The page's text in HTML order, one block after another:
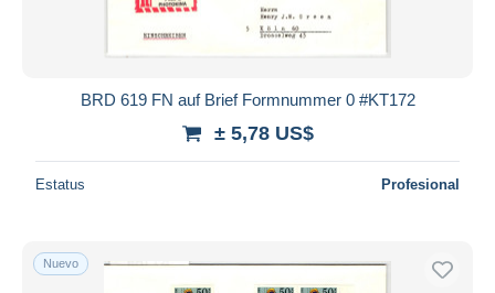
BRD 619 FN auf Brief Formnummer 0 #KT172
± 5,78 US$
Estatus Profesional
Nuevo